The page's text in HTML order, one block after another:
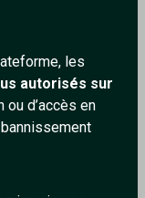
les
autorisés sur
ou d’accès en